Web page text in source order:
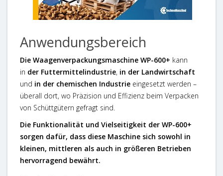
Anwendungsbereich
Die Waagenverpackungsmaschine WP-600+ kann
in der Futtermittelindustrie, in der Landwirtschaft
und in der chemischen Industrie eingesetzt werden –
überall dort, wo Präzision und Effizienz beim Verpacken
von Schüttgütern gefragt sind.
Die Funktionalität und Vielseitigkeit der WP-600+
sorgen dafür, dass diese Maschine sich sowohl in
kleinen, mittleren als auch in größeren Betrieben
hervorragend bewährt.